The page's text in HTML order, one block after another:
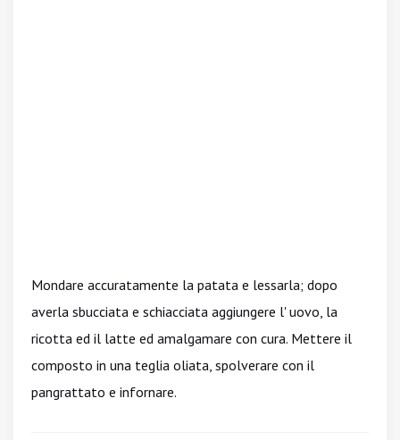
Mondare accuratamente la patata e lessarla; dopo
averla sbucciata e schiacciata aggiungere l' uovo, la
ricotta ed il latte ed amalgamare con cura. Mettere il
composto in una teglia oliata, spolverare con il
pangrattato e infornare.